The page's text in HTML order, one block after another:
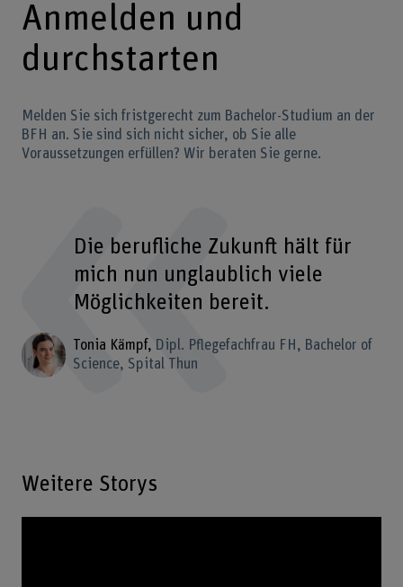
Anmelden und
durchstarten
Melden Sie sich fristgerecht zum Bachelor-Studium an der
BFH an. Sie sind sich nicht sicher, ob Sie alle
Voraussetzungen erfüllen? Wir beraten Sie gerne.
Die berufliche Zukunft hält für
mich nun unglaublich viele
Möglichkeiten bereit.
Tonia Kämpf
Dipl. Pflegefachfrau FH, Bachelor of
Science, Spital Thun
Weitere Storys